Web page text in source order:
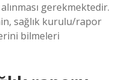
gerekmektedir.
sağlık kurulu/rapor
bilmeleri